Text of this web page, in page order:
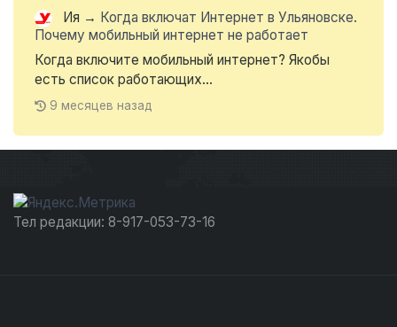
Ия → Когда включат Интернет в Ульяновске.
Почему мобильный интернет не работает
Когда включите мобильный интернет? Якобы
есть список работающих...
9 месяцев назад
Тел редакции: 8-917-053-73-16